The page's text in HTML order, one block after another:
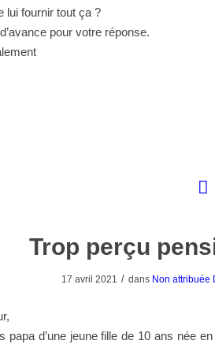
lui fournir tout ça ?
pour votre réponse.
Trop perçu
17 avril 2021 / dans Non attribuée
papa d’une jeune fille de 10 ans née